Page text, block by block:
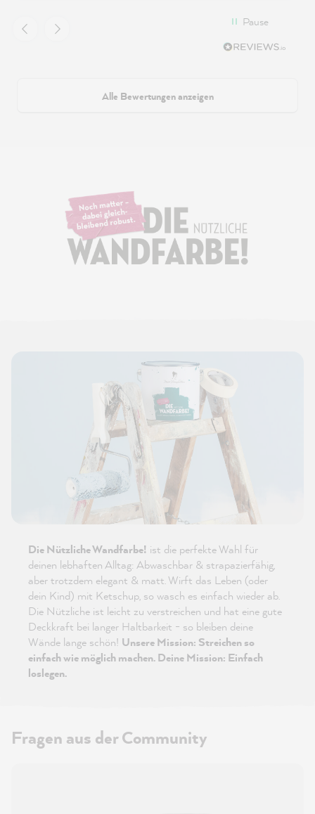
Pause
Alle Bewertungen anzeigen
Die Nützliche Wandfarbe! ist die perfekte Wahl für
deinen lebhaften Alltag: Abwaschbar & strapazierfähig,
aber trotzdem elegant & matt. Wirft das Leben (oder
dein Kind) mit Ketschup, so wasch es einfach wieder ab.
Die Nützliche ist leicht zu verstreichen und hat eine gute
Deckkraft bei langer Haltbarkeit - so bleiben deine
Wände lange schön! Unsere Mission: Streichen so
einfach wie möglich machen. Deine Mission: Einfach
loslegen.
Fragen aus der Community